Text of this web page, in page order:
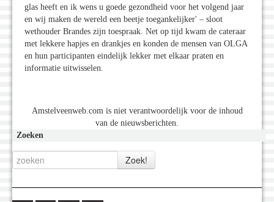
glas heeft en ik wens u goede gezondheid voor het volgend jaar
en wij maken de wereld een beetje toegankelijker' – sloot
wethouder Brandes zijn toespraak. Net op tijd kwam de cateraar
met lekkere hapjes en drankjes en konden de mensen van OLGA
en hun participanten eindelijk lekker met elkaar praten en
informatie uitwisselen.
Amstelveenweb.com is niet verantwoordelijk voor de inhoud
van de nieuwsberichten.
Zoeken